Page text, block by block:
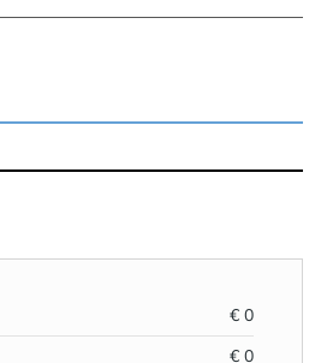
€ 0
€ 0